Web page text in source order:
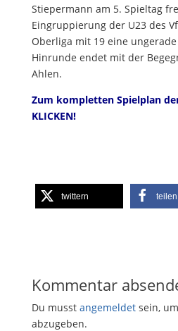
Stiepermann am 5. Spieltag
Eingruppierung der U23 des
Oberliga mit 19 eine
Hinrunde endet mit der
Ahlen.
Zum kompletten Spielplan
KLICKEN!
twittern teilen
Kommentar
Du musst angemeldetsein,
abzugeben.